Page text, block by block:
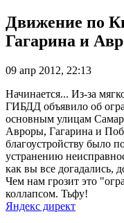
Движение по
Гагарина и
09 апр 2012, 22:13
Начинается... Из-за
ГИБДД объявило об
основным улицам
Авроры, Гагарина и
благоустройству было
устранению
как вы все догадались,
Чем нам грозит это
коллапсом. Тьфу!
Яндекс директ